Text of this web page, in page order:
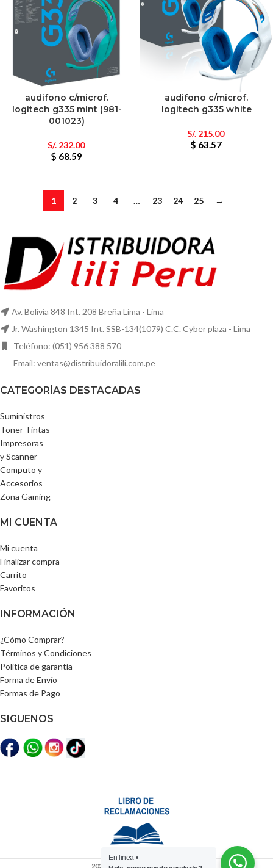
audifono c/microf.
logitech g335 mint (981-
001023)
S/.232.00
$ 68.59
audifono c/microf.
logitech g335 white
S/.215.00
$ 63.57
1 2 3 4 … 23 24 25 →
Av. Bolivia 848 Int. 208 Breña Lima - Lima
Jr. Washington 1345 Int. SSB-134(1079) C.C. Cyber plaza - Lima
Teléfono: (051) 956 388 570
Email: ventas@distribuidoralili.com.pe
CATEGORÍAS DESTACADAS
Suministros
Toner Tintas
Impresoras
y Scanner
Computo y
Accesorios
Zona Gaming
MI CUENTA
Mi cuenta
Finalizar compra
Carrito
Favoritos
INFORMACIÓN
¿Cómo Comprar?
Términos y Condiciones
Política de garantía
Forma de Envío
Formas de Pago
SIGUENOS
2025 Distribuidora Lili Perú
En linea •